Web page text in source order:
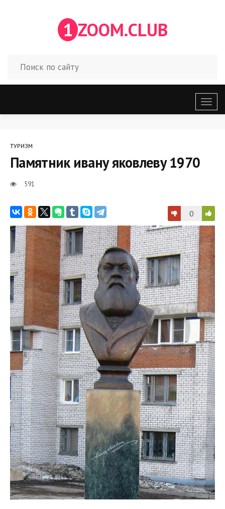
1 ZOOM.CLUB
меню
ТУРИЗМ
Памятник ивану яковлеву 1970
591
0